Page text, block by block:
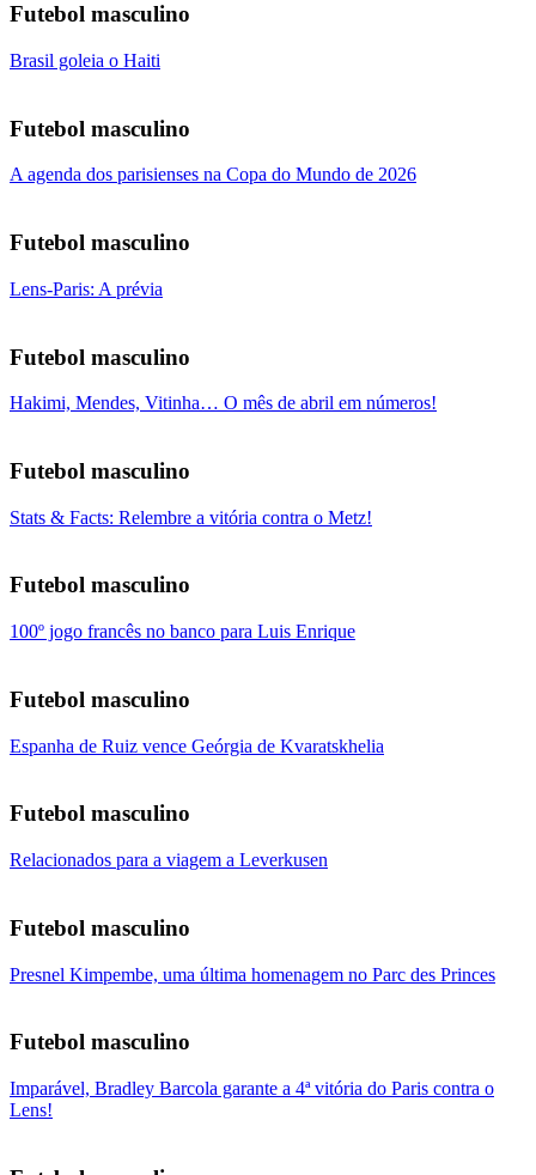
Futebol masculino
Brasil goleia o Haiti
Futebol masculino
A agenda dos parisienses na Copa do Mundo de 2026
Futebol masculino
Lens-Paris: A prévia
Futebol masculino
Hakimi, Mendes, Vitinha… O mês de abril em números!
Futebol masculino
Stats & Facts: Relembre a vitória contra o Metz!
Futebol masculino
100º jogo francês no banco para Luis Enrique
Futebol masculino
Espanha de Ruiz vence Geórgia de Kvaratskhelia
Futebol masculino
Relacionados para a viagem a Leverkusen
Futebol masculino
Presnel Kimpembe, uma última homenagem no Parc des Princes
Futebol masculino
Imparável, Bradley Barcola garante a 4ª vitória do Paris contra o
Lens!